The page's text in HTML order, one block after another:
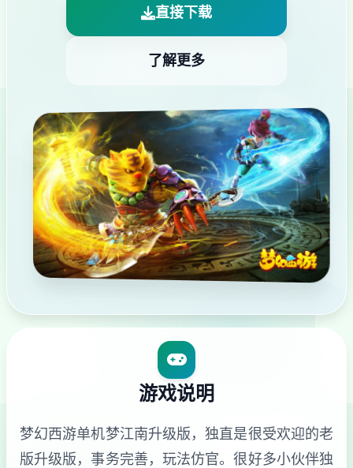
直接下载
了解更多
游戏说明
梦幻西游单机梦江南升级版，独直是很受欢迎的老
版升级版，事务完善，玩法仿官。很好多小伙伴独